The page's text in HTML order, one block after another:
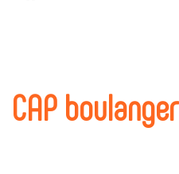
CAP boulanger